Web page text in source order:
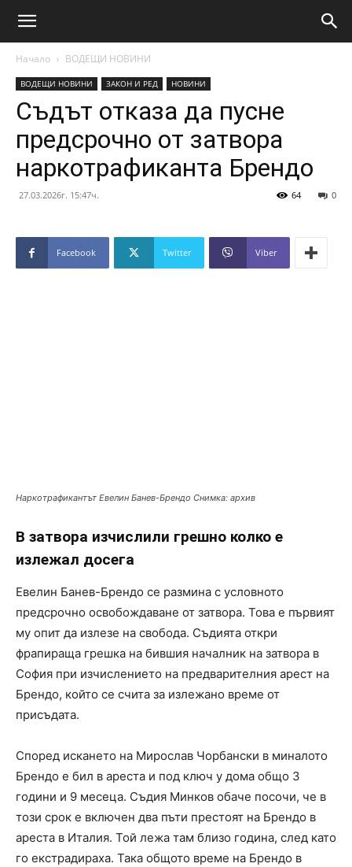
Начало ВОДЕЩИ НОВИНИ
ВОДЕЩИ НОВИНИ ЗАКОН И РЕД НОВИНИ
Съдът отказа да пусне
предсрочно от затвора
наркотрафиканта Брендо
27.03.2026г. 15:47ч. 0
64
Facebook Twitter Viber
Наркотрафикантът Евелин Банев-Брендо Снимка: архив
В затвора изчислили грешно колко е
излежал досега
Евелин Банев-Брендо се размина с условното
предсрочно освобождаване от затвора. Това е първият
му опит да излезе на свобода. Съдията откри
фрапираща грешка на бившия началник на затвора в
София при изчислението на предварителния арест на
Брендо, който се счита за излежано време от
присъдата.
Според искането на Мирослав Чорбански в миналото
Брендо е бил в ареста и под ключ у дома общо 3
години и 9 месеца. Съдия Минков обаче посочи, че в
този срок е включен два пъти престоят на Брендо в
ареста в Италия. Той лежа там близо година, след като
го екстрадираха. Така общото време на Брендо в